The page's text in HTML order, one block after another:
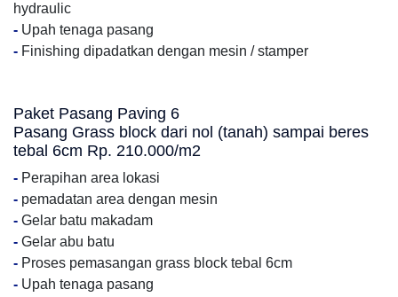
hydraulic
- Upah tenaga pasang
- Finishing dipadatkan dengan mesin / stamper
Paket Pasang Paving 6
Pasang Grass block dari nol (tanah) sampai beres
tebal 6cm Rp. 210.000/m2
- Perapihan area lokasi
- pemadatan area dengan mesin
- Gelar batu makadam
- Gelar abu batu
- Proses pemasangan grass block tebal 6cm
- Upah tenaga pasang